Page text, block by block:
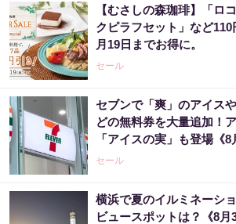
【むさしの森珈琲】「ロ
クピラフセット」など
月19日までお得に。
セール
セブンで「爽」のアイス
どの無料券を大量追加！
「アイスの実」も登場《8
セール
横浜で夏のイルミネーシ
ビュースポットは？《8月